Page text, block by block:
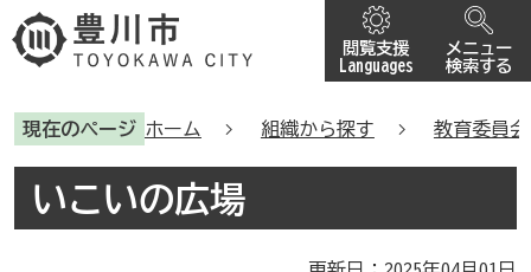
閲覧支援
Languages
メニュー
検索する
現在のページ ホーム 組織から探す 教育委員会
いこいの広場